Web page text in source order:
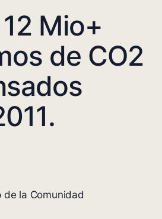
Mio+
de CO2
de la Comunidad